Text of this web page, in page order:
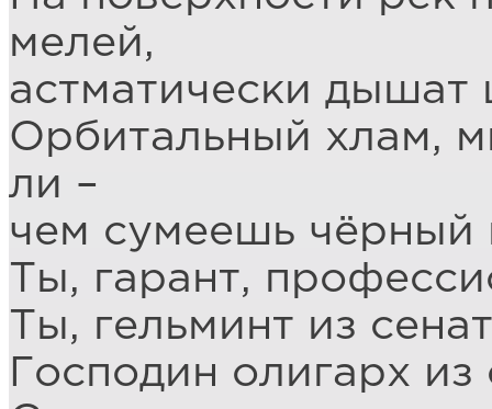
мелей,
астматически дышат
Орбитальный хлам,
ли –
чем сумеешь чёрный
Ты, гарант,
Ты, гельминт из
Господин олигарх